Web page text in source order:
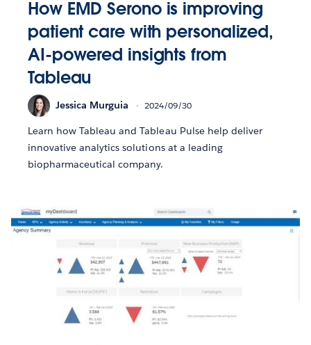
How EMD Serono is improving
patient care with personalized,
AI-powered insights from
Tableau
Jessica Murguia 2024/09/30
Learn how Tableau and Tableau Pulse help deliver
innovative analytics solutions at a leading
biopharmaceutical company.